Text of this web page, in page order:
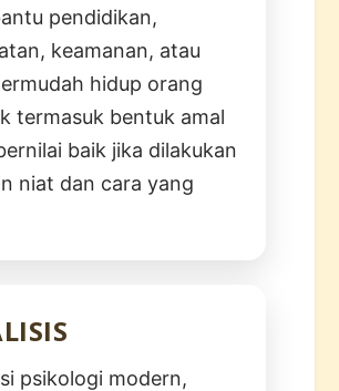
pendidikan,
keamanan, atau
hidup orang
termasuk bentuk amal
baik jika dilakukan
niat dan cara yang
psikologi modern,